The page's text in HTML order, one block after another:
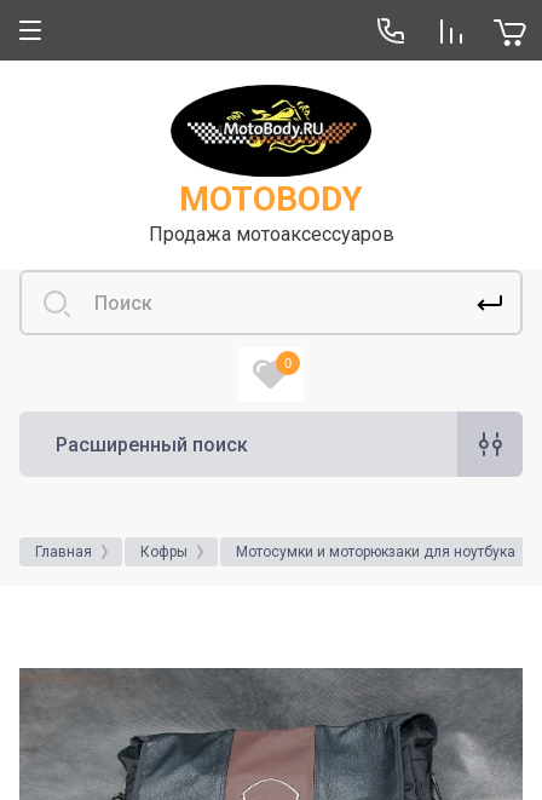
MOTOBODY
Продажа мотоаксессуаров
0
Расширенный поиск
Главная Кофры Мотосумки и моторюкзаки для ноутбука